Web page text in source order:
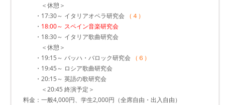
＜休憩＞
・17:30～ イタリアオペラ研究会 （４）
・ 18:00～ スペイン音楽研究会
・18:30～ イタリア歌曲研究会
＜休憩＞
・19:15～ バッハ・バロック研究会 （６）
・19:45～ ロシア歌曲研究会
・20:15～ 英語の歌研究会
＜20:45 終演予定＞
料金：一般4,000円、学生2,000円（全席自由・出入自由）